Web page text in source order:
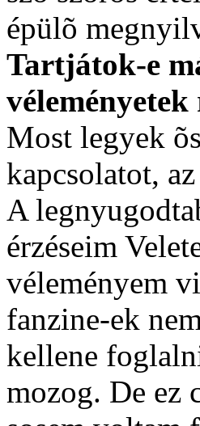
épülõ
Tartjátok-e
Most legyek
kapcsolatot,
A
érzéseim
véleményem
fanzine-ek
kellene
mozog. De ez